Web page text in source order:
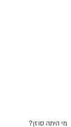
מי היתה סוזן?